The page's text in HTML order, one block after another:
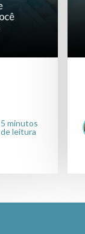
5 minutos
de leitura